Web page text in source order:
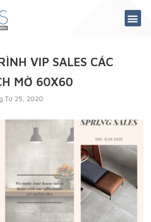
VIP SALES CÁC
MỜ 60X60
Tư 25, 2020